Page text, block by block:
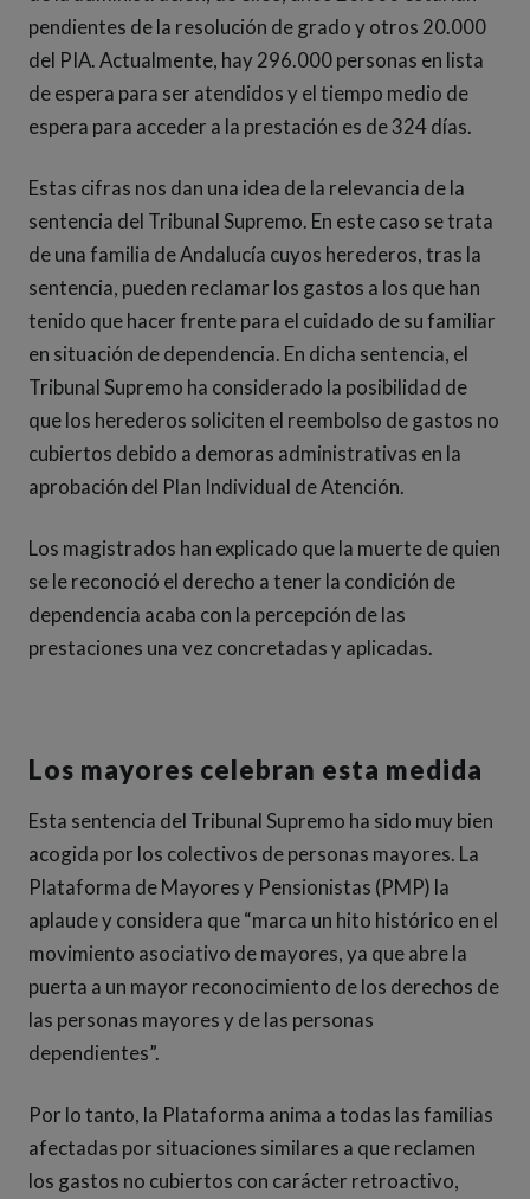
pendientes de la resolución de grado y otros 20.000
del PIA. Actualmente, hay 296.000 personas en lista
de espera para ser atendidos y el tiempo medio de
espera para acceder a la prestación es de 324 días.
Estas cifras nos dan una idea de la relevancia de la
sentencia del Tribunal Supremo. En este caso se trata
de una familia de Andalucía cuyos herederos, tras la
sentencia, pueden reclamar los gastos a los que han
tenido que hacer frente para el cuidado de su familiar
en situación de dependencia. En dicha sentencia, el
Tribunal Supremo ha considerado la posibilidad de
que los herederos soliciten el reembolso de gastos no
cubiertos debido a demoras administrativas en la
aprobación del Plan Individual de Atención.
Los magistrados han explicado que la muerte de quien
se le reconoció el derecho a tener la condición de
dependencia acaba con la percepción de las
prestaciones una vez concretadas y aplicadas.
Los mayores celebran esta medida
Esta sentencia del Tribunal Supremo ha sido muy bien
acogida por los colectivos de personas mayores. La
Plataforma de Mayores y Pensionistas (PMP) la
aplaude y considera que “marca un hito histórico en el
movimiento asociativo de mayores, ya que abre la
puerta a un mayor reconocimiento de los derechos de
las personas mayores y de las personas
dependientes”.
Por lo tanto, la Plataforma anima a todas las familias
afectadas por situaciones similares a que reclamen
los gastos no cubiertos con carácter retroactivo,